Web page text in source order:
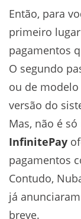
Então, para
primeiro
pagamentos
O segundo
ou de
versão do
Mas, não é
InfinitePay
pagamentos
Contudo,
já
breve.